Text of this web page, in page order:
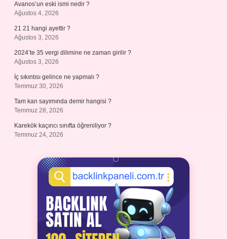
Avanos’un eski ismi nedir ?
Ağustos 4, 2026
21 21 hangi ayettir ?
Ağustos 3, 2026
2024’te 35 vergi dilimine ne zaman girilir ?
Ağustos 3, 2026
İç sıkıntısı gelince ne yapmalı ?
Temmuz 30, 2026
Tam kan sayımında demir hangisi ?
Temmuz 28, 2026
Karekök kaçıncı sınıfta öğreniliyor ?
Temmuz 24, 2026